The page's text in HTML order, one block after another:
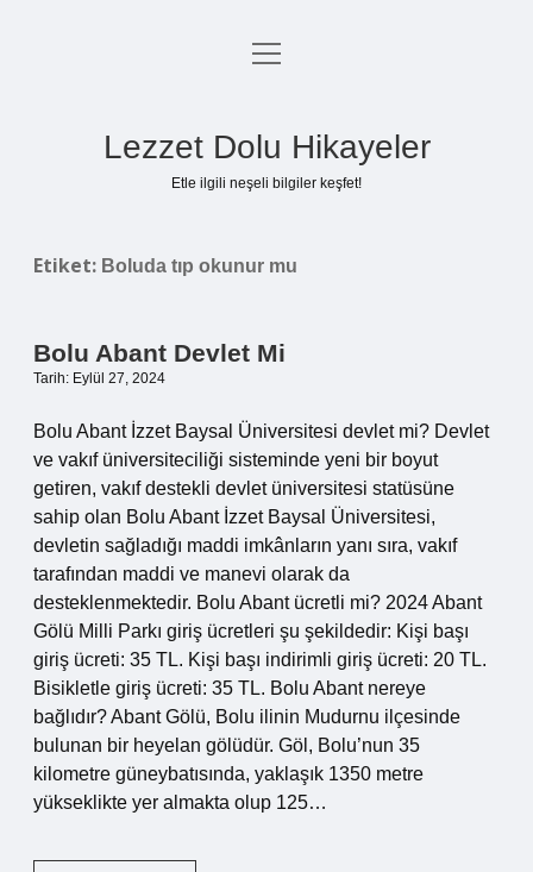
Anasayfa
menüyü
Lezzet Dolu Hikayeler
Etle ilgili neşeli bilgiler keşfet!
Etiket: Boluda tıp okunur mu
Bolu Abant Devlet Mi
Tarih: Eylül 27, 2024
Bolu Abant İzzet Baysal Üniversitesi devlet mi? Devlet
ve vakıf üniversiteciliği sisteminde yeni bir boyut
getiren, vakıf destekli devlet üniversitesi statüsüne
sahip olan Bolu Abant İzzet Baysal Üniversitesi,
devletin sağladığı maddi imkânların yanı sıra, vakıf
tarafından maddi ve manevi olarak da
desteklenmektedir. Bolu Abant ücretli mi? 2024 Abant
Gölü Milli Parkı giriş ücretleri şu şekildedir: Kişi başı
giriş ücreti: 35 TL. Kişi başı indirimli giriş ücreti: 20 TL.
Bisikletle giriş ücreti: 35 TL. Bolu Abant nereye
bağlıdır? Abant Gölü, Bolu ilinin Mudurnu ilçesinde
bulunan bir heyelan gölüdür. Göl, Bolu’nun 35
kilometre güneybatısında, yaklaşık 1350 metre
yükseklikte yer almakta olup 125…